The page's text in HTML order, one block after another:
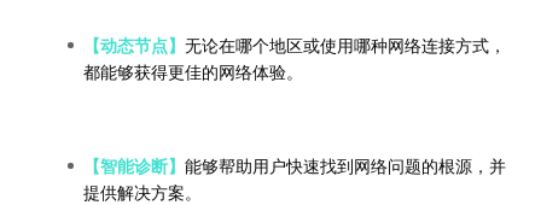
【动态节点】 无论在哪个地区或使用哪种网络连接方式，
都能够获得更佳的网络体验。
【智能诊断】 能够帮助用户快速找到网络问题的根源，并
提供解决方案。